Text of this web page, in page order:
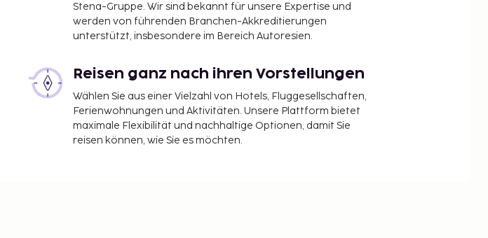
Stena-Gruppe. Wir sind bekannt für unsere Expertise und
werden von führenden Branchen-Akkreditierungen
unterstützt, insbesondere im Bereich Autoresien.
Reisen ganz nach ihren Vorstellungen
Wählen Sie aus einer Vielzahl von Hotels, Fluggesellschaften,
Ferienwohnungen und Aktivitäten. Unsere Plattform bietet
maximale Flexibilität und nachhaltige Optionen, damit Sie
reisen können, wie Sie es möchten.